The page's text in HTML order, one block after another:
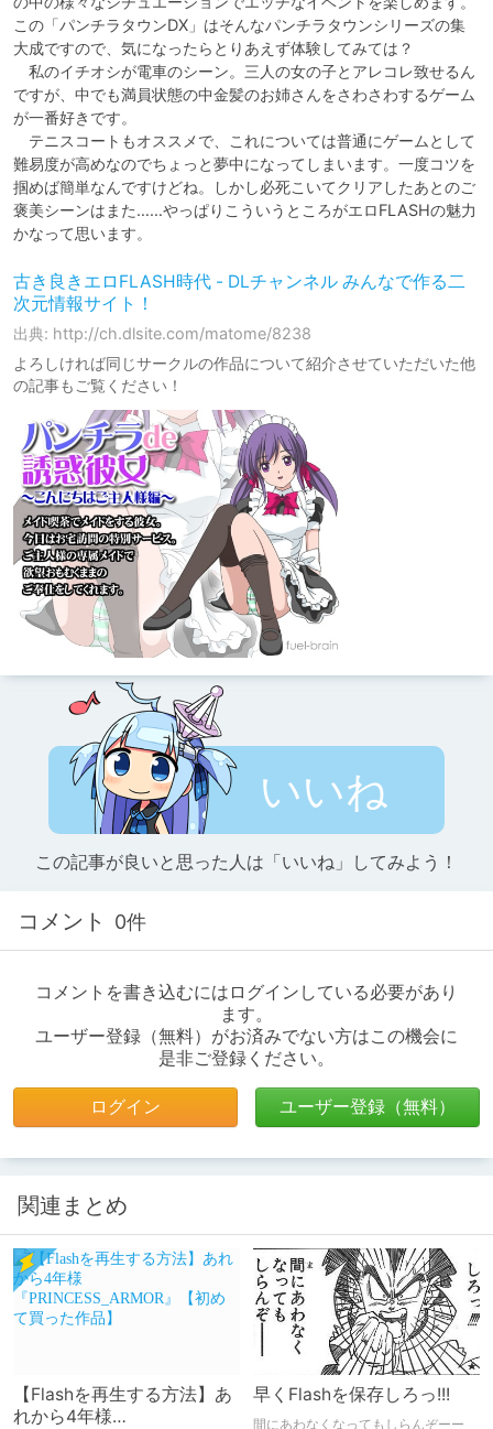
この「パンチラタウンDX」はそんなパンチラタウンシリーズの集
大成ですので、気になったらとりあえず体験してみては？
私のイチオシが電車のシーン。三人の女の子とアレコレ致せるん
ですが、中でも満員状態の中金髪のお姉さんをさわさわするゲーム
が一番好きです。
テニスコートもオススメで、これについては普通にゲームとして
難易度が高めなのでちょっと夢中になってしまいます。一度コツを
掴めば簡単なんですけどね。しかし必死こいてクリアしたあとのご
褒美シーンはまた……やっぱりこういうところがエロFLASHの魅力
かなって思います。
古き良きエロFLASH時代 - DLチャンネル みんなで作る二
次元情報サイト！
出典: http://ch.dlsite.com/matome/8238
よろしければ同じサークルの作品について紹介させていただいた他
の記事もご覧ください！
いいね
この記事が良いと思った人は「いいね」してみよう！
コメント 0件
コメントを書き込むにはログインしている必要があり
ます。
ユーザー登録（無料）がお済みでない方はこの機会に
是非ご登録ください。
ログイン ユーザー登録（無料）
関連まとめ
【Flashを再生する方法】あ
れから4年様
早くFlashを保存しろっ!!!
間にあわなくなってもしらんぞーー